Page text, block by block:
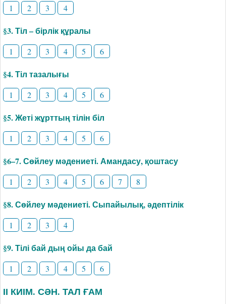
1 2 3 4
§3. Тіл – бірлік құралы
1 2 3 4 5 6
§4. Тіл тазалығы
1 2 3 4 5 6
§5. Жеті жұрттың тілін біл
1 2 3 4 5 6
§6–7. Сөйлеу мәдениеті. Амандасу, қоштасу
1 2 3 4 5 6 7 8
§8. Сөйлеу мәдениеті. Сыпайылық, әдептілік
1 2 3 4
§9. Тілі бай дың ойы да бай
1 2 3 4 5 6
ІІ КИІМ. СӘН. ТАЛ ҒАМ